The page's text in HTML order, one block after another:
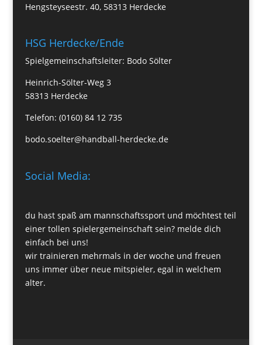
Hengsteyseestr. 40, 58313 Herdecke
HSG Herdecke/Ende
Spielgemeinschaftsleiter: Bodo Sölter
Heinrich-Sölter-Weg 3
58313 Herdecke
Telefon: (0160) 84 12 735
bodo.soelter@handball-herdecke.de
Social Media:
du hast spaß am mannschaftssport und möchtest teil
einer tollen spielergemeinschaft sein? melde dich
einfach bei uns!
wir trainieren mehrmals in der woche und freuen
uns immer über neue mitspieler, egal in welchem
alter.